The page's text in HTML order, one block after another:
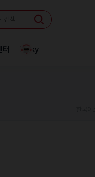
Linky